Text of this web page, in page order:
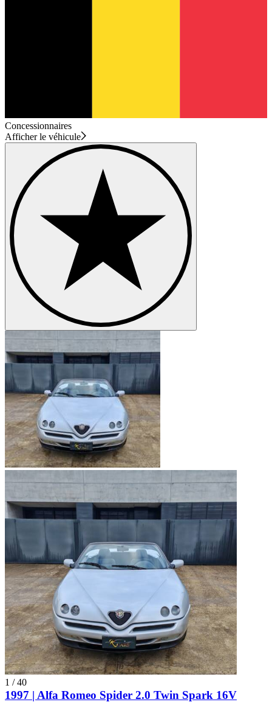
Concessionnaires
Afficher le véhicule
1 /40
1997 | Alfa Romeo Spider 2.0 Twin Spark 16V